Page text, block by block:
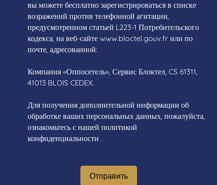
вы можете бесплатно зарегистрироваться в списке
возражений против телефонной агитации,
предусмотренном статьей L223-1 Потребительского
кодекса, на веб-сайте www.bloctel.gouv.fr или по
почте, адресованной:
Компания «Оппосетель», Сервис Блоктел, CS 61311,
41013 BLOIS CEDEX.
Для получения дополнительной информации об
обработке ваших персональных данных, пожалуйста,
ознакомьтесь с нашей политикой
конфиденциальности .
Отправить